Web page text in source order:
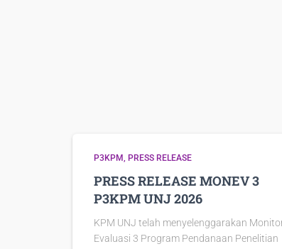
P3KPM PRESS RELEASE
PRESS RELEASE MONEV 3
P3KPM UNJ 2026
KPM UNJ telah menyelenggarakan
Evaluasi 3 Program Pendanaan Penelitian